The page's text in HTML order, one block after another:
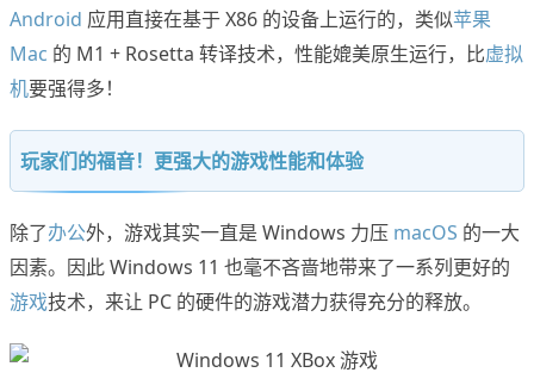
Android 应用直接在基于 X86 的设备上运行的，类似苹果
Mac 的 M1 + Rosetta 转译技术，性能媲美原生运行，比虚拟
机要强得多！
玩家们的福音！更强大的游戏性能和体验
除了办公外，游戏其实一直是 Windows 力压 macOS 的一大
因素。因此 Windows 11 也毫不吝啬地带来了一系列更好的
游戏技术，来让 PC 的硬件的游戏潜力获得充分的释放。